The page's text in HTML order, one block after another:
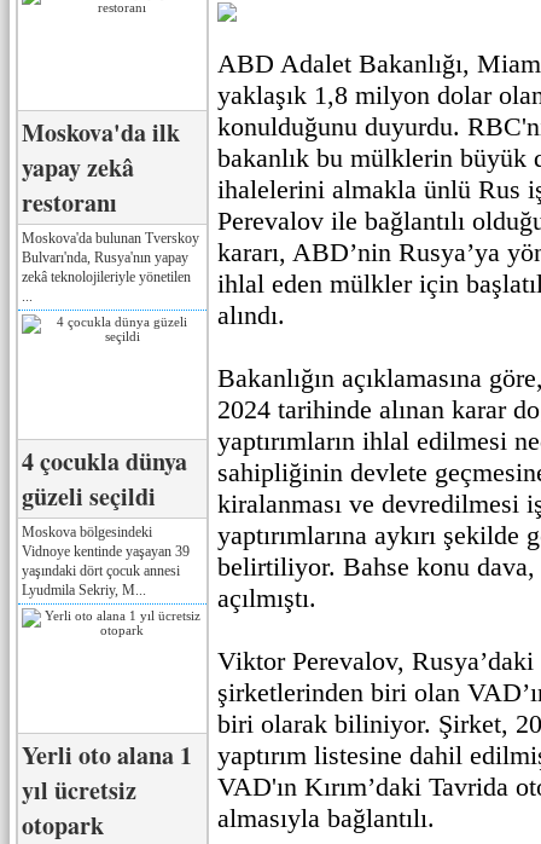
Moskova'da ilk
yapay zekâ
restoranı
Moskova'da bulunan Tverskoy
Bulvarı'nda, Rusya'nın yapay
zekâ teknolojileriyle yönetilen
4 çocukla dünya
güzeli seçildi
Moskova bölgesindeki
Vidnoye kentinde yaşayan 39
yaşındaki dört çocuk annesi
Lyudmila Sekriy, M...
Yerli oto alana 1
yıl ücretsiz
otopark
ABD Adalet Bakanlığı,
yaklaşık 1,8 milyon dolar
konulduğunu duyurdu.
bakanlık bu mülklerin büyük
ihalelerini almakla ünlü Rus
Perevalov ile bağlantılı
kararı, ABD’nin Rusya’ya
ihlal eden mülkler için
alındı.
Bakanlığın açıklamasına
2024 tarihinde alınan karar
yaptırımların ihlal edilmesi
sahipliğinin devlete
kiralanması ve devredilmesi
yaptırımlarına aykırı
belirtiliyor. Bahse konu dava,
açılmıştı.
Viktor Perevalov,
şirketlerinden biri olan
biri olarak biliniyor. Şirket,
yaptırım listesine dahil
VAD'ın Kırım’daki Tavrida
almasıyla bağlantılı.